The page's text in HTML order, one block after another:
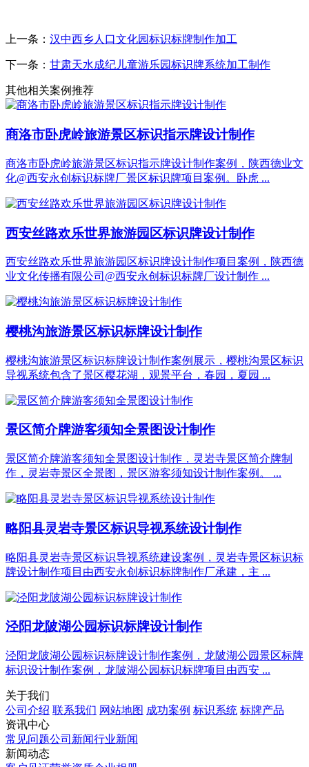
上一条： 汉中西乡人口文化园标识标牌制作加工
下一条： 甘肃天水成纪儿童游乐园标识牌系统加工制作
其他相关案例推荐
商洛市卧虎岭旅游景区标识指示牌设计制作
商洛市卧虎岭旅游景区标识指示牌设计制作案例，陕西德业文
化@西安永创标识标牌厂景区标识牌项目案例。卧虎 ...
西安丝路欢乐世界旅游园区标识牌设计制作
西安丝路欢乐世界旅游园区标识牌设计制作项目案例，陕西德
业文化传播有限公司@西安永创标识标牌厂设计制作 ...
樱桃沟旅游景区标识标牌设计制作
樱桃沟旅游景区标识标牌设计制作案例展示，樱桃沟景区标识
导视系统包含了景区樱花湖，观景平台，春园，夏园 ...
景区简介牌游客须知全景图设计制作
景区简介牌游客须知全景图设计制作，灵岩寺景区简介牌制
作，灵岩寺景区全景图，景区游客须知设计制作案例。 ...
略阳县灵岩寺景区标识导视系统设计制作
略阳县灵岩寺景区标识导视系统建设案例，灵岩寺景区标识标
牌设计制作项目由西安永创标识标牌制作厂承建，主 ...
泾阳龙陂湖公园标识标牌设计制作
泾阳龙陂湖公园标识标牌设计制作案例，龙陂湖公园景区标牌
标识设计制作案例，龙陂湖公园标识标牌项目由西安 ...
关于我们
公司介绍 联系我们 网站地图 成功案例 标识系统 标牌产品
资讯中心
常见问题公司新闻行业新闻
新闻动态